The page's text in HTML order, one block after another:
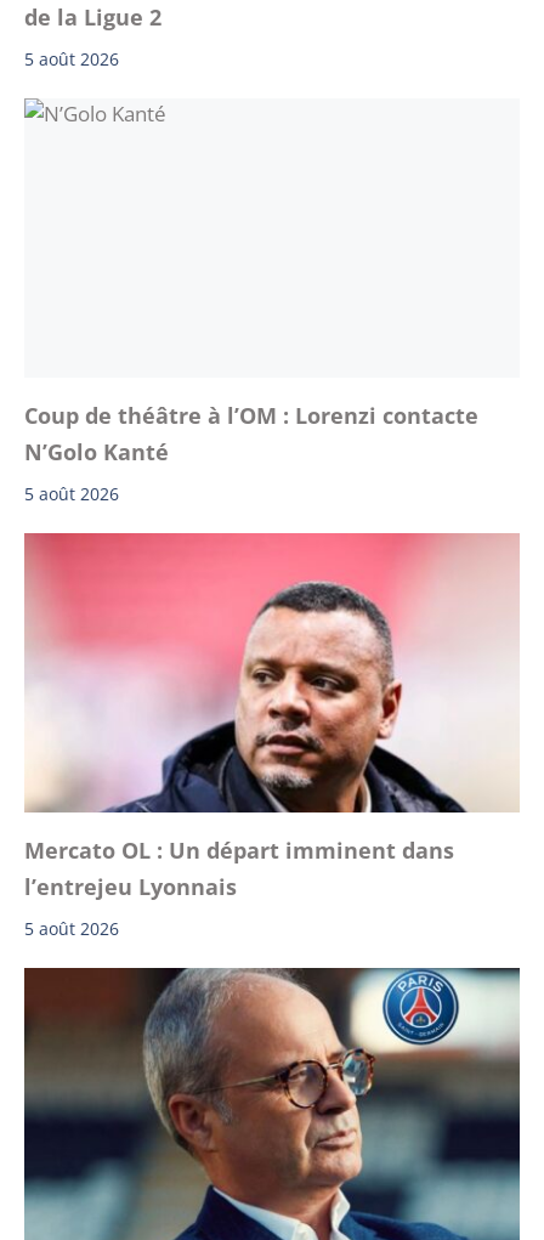
de la Ligue 2
5 août 2026
Coup de théâtre à l’OM : Lorenzi contacte
N’Golo Kanté
5 août 2026
Mercato OL : Un départ imminent dans
l’entrejeu Lyonnais
5 août 2026